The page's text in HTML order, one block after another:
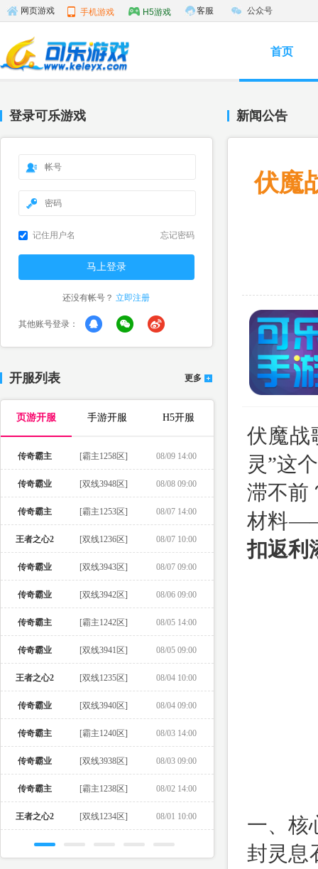
网页游戏 手机游戏 H5游戏 客服 公众号
首页
登录可乐游戏
记住用户名 忘记密码
还没有帐号？ 立即注册
其他账号登录：
开服列表 更多
页游开服 手游开服 H5开服
传奇霸主 [霸主1258区] 08/09 14:00
传奇霸业 [双线3948区] 08/08 09:00
传奇霸主 [霸主1253区] 08/07 14:00
王者之心2 [双线1236区] 08/07 10:00
传奇霸业 [双线3943区] 08/07 09:00
传奇霸业 [双线3942区] 08/06 09:00
传奇霸主 [霸主1242区] 08/05 14:00
传奇霸业 [双线3941区] 08/05 09:00
王者之心2 [双线1235区] 08/04 10:00
传奇霸业 [双线3940区] 08/04 09:00
传奇霸主 [霸主1240区] 08/03 14:00
传奇霸业 [双线3938区] 08/03 09:00
传奇霸主 [霸主1238区] 08/02 14:00
王者之心2 [双线1234区] 08/01 10:00
新闻公告
伏魔
伏魔战
灵”这
滞不前
材料
扣返利
一、核
封灵息